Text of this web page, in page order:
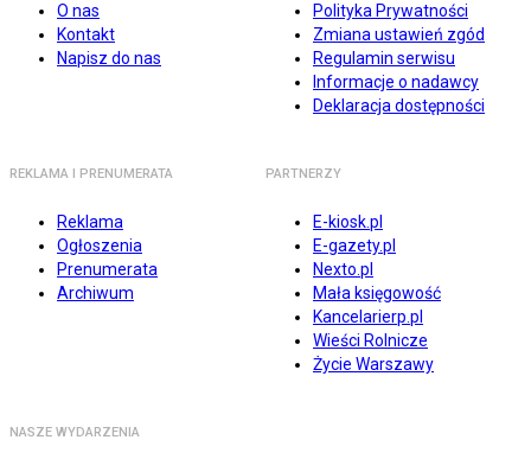
O nas
Kontakt
Napisz do nas
Polityka Prywatności
Zmiana ustawień zgód
Regulamin serwisu
Informacje o nadawcy
Deklaracja dostępności
REKLAMA I PRENUMERATA
Reklama
Ogłoszenia
Prenumerata
Archiwum
PARTNERZY
E-kiosk.pl
E-gazety.pl
Nexto.pl
Mała księgowość
Kancelarierp.pl
Wieści Rolnicze
Życie Warszawy
NASZE WYDARZENIA